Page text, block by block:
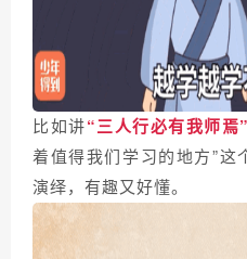
比如讲“三人行必有我师焉”
着值得我们学习的地方”这
演绎，有趣又好懂。